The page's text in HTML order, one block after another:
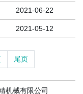
2021-06-22
2021-05-12
尾页
机械有限公司